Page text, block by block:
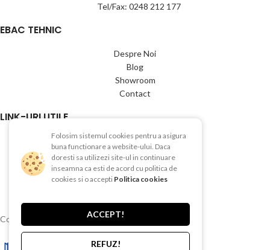
Tel/Fax: 0248 212 177
EBAC TEHNIC
Despre Noi
Blog
Showroom
Contact
LINK-URI UTILE
Termeni si conditii
Politica de Confientialitate
Politica de Cookies
Politica de retur
Copyright © 2015-2025 EBAC TEHNIC
Folosim sistemul cookies pentru a asigura
buna functionare a website-ului. Daca
doresti sa utilizezi site-ul in continuare
inseamna ca esti de acord cu politica de
cookies si o accepti Politica cookies
ACCEPT!
REFUZ!